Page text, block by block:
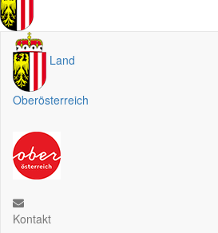
Land
Oberösterreich
Kontakt